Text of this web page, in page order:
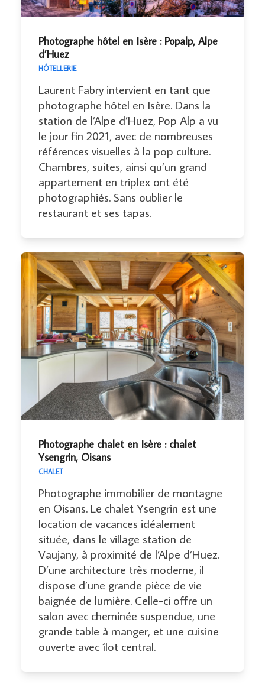
Photographe hôtel en Isère : Popalp, Alpe
d’Huez
HÔTELLERIE
Laurent Fabry intervient en tant que
photographe hôtel en Isère. Dans la
station de l’Alpe d’Huez, Pop Alp a vu
le jour fin 2021, avec de nombreuses
références visuelles à la pop culture.
Chambres, suites, ainsi qu’un grand
appartement en triplex ont été
photographiés. Sans oublier le
restaurant et ses tapas.
Photographe chalet en Isère : chalet
Ysengrin, Oisans
CHALET
Photographe immobilier de montagne
en Oisans. Le chalet Ysengrin est une
location de vacances idéalement
située, dans le village station de
Vaujany, à proximité de l’Alpe d’Huez.
D’une architecture très moderne, il
dispose d’une grande pièce de vie
baignée de lumière. Celle-ci offre un
salon avec cheminée suspendue, une
grande table à manger, et une cuisine
ouverte avec îlot central.